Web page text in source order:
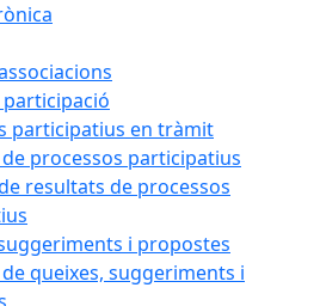
participació
participatius en tràmit
processos participatius
resultats de processos
i propostes
queixes, suggeriments i